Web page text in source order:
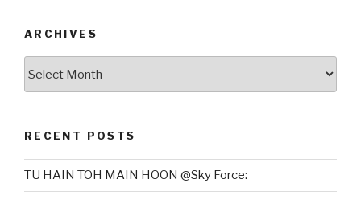
ARCHIVES
RECENT POSTS
TU HAIN TOH MAIN HOON @Sky Force: